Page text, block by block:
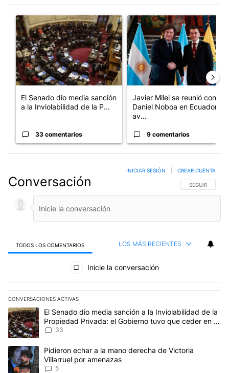
Un artículo de tendencia con el título "El Senado dio media
El Senado dio media sanción
a la Inviolabilidad de la P...
33 comentarios
Un artículo de tendencia con
Javier Milei se reunió con
Daniel Noboa en Ecuador y
av...
9 comentarios
Conversación SIGA ESTA
SEGUIR
INICIAR SESIÓN CREAR CUENTA
TODOS LOS COMENTARIOS LOS MÁS RECIENTES
Todos los comentarios
Inicie la conversación
CONVERSACIONES ACTIVAS
Este listado muestra los artículos con más comentarios en los
Un artículo de tendencia con el título "El Senado dio media
El Senado dio media sanción a la Inviolabilidad de la
Propiedad Privada: el Gobierno tuvo que ceder en la
Ley del Manejo del Fuego
33
Un artículo de tendencia con el título "Pidieron echar a la mano
Pidieron echar a la mano derecha de Victoria
Villarruel por amenazas
5